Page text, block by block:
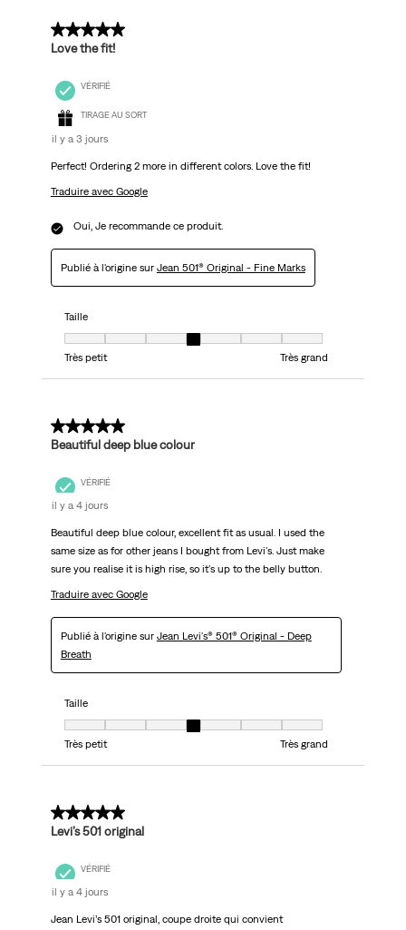
5 sur 5 étoiles.
Love the fit!
VÉRIFIÉ
TIRAGE AU SORT
il y a 3 jours
Perfect! Ordering 2 more in different colors. Love the fit!
Traduire avec Google
Oui, Je recommande ce produit.
Publié à l'origine sur Jean 501® Original - Fine Marks
Taille
Taille, 4 sur 7, où 1 est égal à Très petit et 7 est égal à Très grand
Très petit
Très grand
5 sur 5 étoiles.
Beautiful deep blue colour
VÉRIFIÉ
il y a 4 jours
Beautiful deep blue colour, excellent fit as usual. I used the
same size as for other jeans I bought from Levi's. Just make
sure you realise it is high rise, so it's up to the belly button.
Traduire avec Google
Publié à l'origine sur Jean Levi's® 501® Original - Deep
Breath
Taille
Taille, 4 sur 7, où 1 est égal à Très petit et 7 est égal à Très grand
Très petit
Très grand
5 sur 5 étoiles.
Levi’s 501 original
VÉRIFIÉ
il y a 4 jours
Jean Levi’s 501 original, coupe droite qui convient